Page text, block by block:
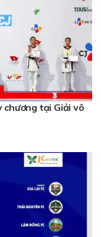
chương tại Giải vô